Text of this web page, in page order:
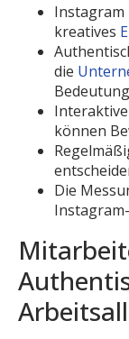
kreatives
die
Bedeutung
können
Die